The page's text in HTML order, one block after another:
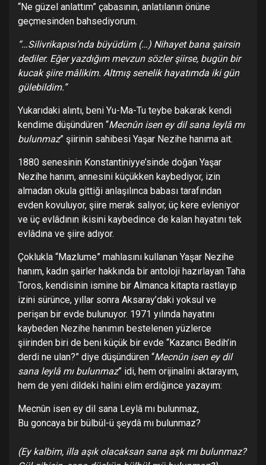
“Ne güzel anlattım” çabasının, anlatılanın önüne
geçmesinden bahsediyorum.
“…Silivrikapısı’nda büyüdüm (…) Nihayet bana şairsin
dediler. Eğer yazdığım mevzun sözler şiirse, bugün bir
kucak şiire mâlikim. Altmışsenelik hayatımda iki gün
gülebildim.”
Yukarıdaki alıntı, beni Yu-Ma-Tu teybe bakarak kendi
kendime düşündüren “Mecnûn isen ey dil sana leylâ mı
bulunmaz” şiirinin sahibesi Yaşar Nezihe hanıma ait.
1880 senesinin Konstantiniyye’sinde doğan Yaşar
Nezihe hanım, annesini küçükken kaybediyor, izin
almadan okula gittiği anlaşılınca babası tarafından
evden kovuluyor, şiire merak salıyor, üç kere evleniyor
ve üç evlâdının ikisini kaybedince de kalan hayatını tek
evlâdına ve şiire adıyor.
Çoklukla “Mazlume” mahlasını kullanan Yaşar Nezihe
hanım, kadın şairler hakkında bir antoloji hazırlayan Taha
Toros, kendisinin ismine bir Almanca kitapta rastlayıp
izini sürünce, yıllar sonra Aksaray’daki yoksul ve
perişan bir evde bulunuyor. 1971 yılında hayatını
kaybeden Nezihe hanımın bestelenen yüzlerce
şiirinden biri de beni küçük bir evde “Kazancı Bedih’in
derdi ne ulan?” diye düşündüren “Mecnûn isen ey dil
sana leylâ mı bulunmaz” idi, hem orijinalini aktarayım,
hem de yeni dildeki halini elim erdiğince yazayım:
Mecnûn isen ey dil sana Leylâ mı bulunmaz,
Bu goncaya bir bülbül-ü şeydâ mı bulunmaz?
(Ey kalbim, illa aşık olacaksan sana aşk mı bulunmaz?